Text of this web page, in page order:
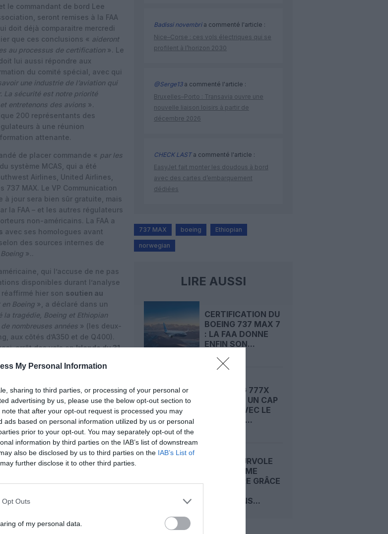
My Personal Information
sharing to third parties, or processing of your personal or
advertising by us, please use the below opt-out section to
that after your opt-out request is processed you may
ads based on personal information utilized by us or personal
prior to your opt-out. You may separately opt-out of the
information by third parties on the IAB’s list of downstream
also be disclosed by us to third parties on the IAB’s List of
further disclose it to other third parties.
Opt Outs
of my personal data.
le commandant de bord Lee
seront remises à la FAA
doit déjà comparaitre mercredi
que ces conclusions « aideront
au processus de certification ». Le
lui aussi répondre aux
du comité spécial, avec qui
savoir une industrie de l’aviation qui
La sécurité est notre priorité
entretenons des avions ».
200 représentants des
à une réunion
attenante.
de placer commande « par les
du système MCAS, qui a été
Airlines, United Airlines,
MAX. Le VP Communication
à jour sera bien sûr gratuite, mais
la FAA – et les autres régulateurs
non-américains. La FAA a
avec ses homologues avant
des sources internes de
»..
qui l’accuse de ne pas
disponibles durant l’analyse
réaffirmé hier son soutien au
Boeing », a déclaré dans un
la tragédie, Boeing et Ethiopian
nombreuses années » (les deux-
aux côtés d’A350 et de Q400).
arrêt des vols enIrlande du 31
maintenu, tandis qu’un 737-
Les passagers affectés
» Sullenberger, rendu célèbre
(l’A320 de US Airways avait
Dans une tribune visible en
et la FAA «ne sont pas à la
cinq mois, sur un nouveau type
précédent dans l’histoire de
que leader de l’aviation «
Badissi novembria commenté l'article :
Nice–Corse : ces vols électriques qui se
profilent à l’horizon 2030
@Serge13a commenté l'article :
Bruxelles–Porto : Transavia ouvre une
nouvelle liaison loisirs à partir de
décembre 2026
CHECK LASTa commenté l'article :
EasyJet fait monter les doudous à bord
avec des cartes d’embarquement
dédiées
737 MAX boeing Ethiopian
norwegian
LIRE AUSSI
CERTIFICATION DU
BOEING 737 MAX 7
: LA FAA DONNE
ENFIN SON...
LE BOEING 777X
FRANCHIT UN CAP
DÉCISIF AVEC LE
SEPTIÈME...
AIRBUS SURVOLE
LE DEUXIÈME
TRIMESTRE GRÂCE
LIVRAISONS...